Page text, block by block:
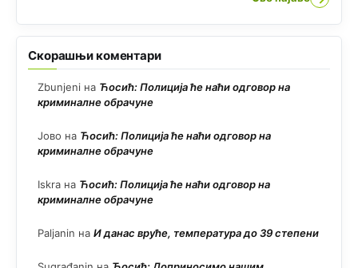
Скорашњи коментари
Zbunjeni на Ћосић: Полиција ће наћи одговор на
криминалне обрачуне
Јово на Ћосић: Полиција ће наћи одговор на
криминалне обрачуне
Iskra на Ћосић: Полиција ће наћи одговор на
криминалне обрачуне
Paljanin на И данас вруће, температура до 39 степени